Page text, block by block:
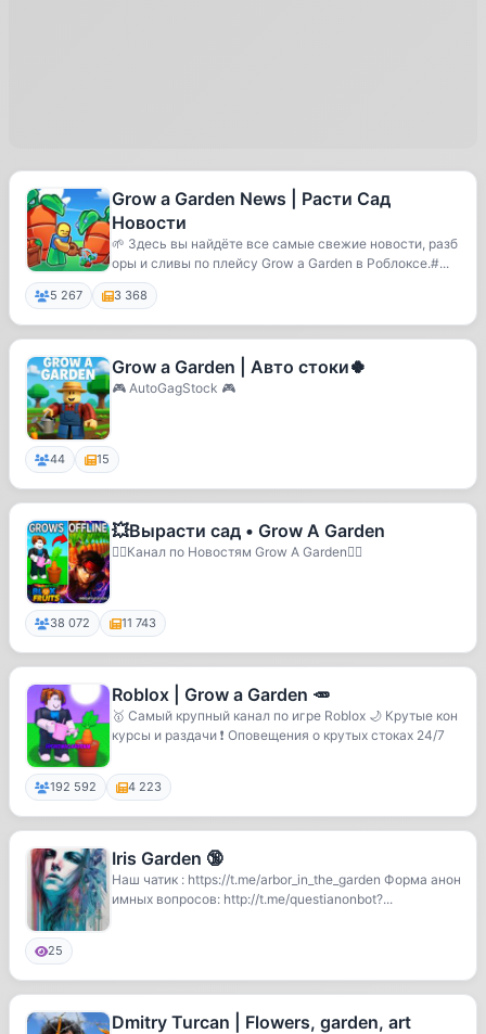
Grow a Garden News | Расти Сад
Новости
🌱 Здесь вы найдёте все самые свежие новости, разб
оры и сливы по плейсу Grow a Garden в Роблоксе.#...
5 267 3 368
Grow a Garden | Авто стоки🍀
🎮 AutoGagStock 🎮
44 15
💥Вырасти сад • Grow A Garden
🐦‍🔥Канал по Новостям Grow A Garden🐦‍🔥
38 072 11 743
Roblox | Grow a Garden 🥕
🥇 Самый крупный канал по игре Roblox 🌙 Крутые кон
курсы и раздачи ❗️ Оповещения о крутых стоках 24/7
192 592 4 223
Iris Garden 🔞
Наш чатик : https://t.me/arbor_in_the_garden Форма анон
имных вопросов: http://t.me/questianonbot?...
25
Dmitry Turcan | Flowers, garden, art